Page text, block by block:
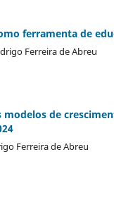
ferramenta de
Ferreira de Abreu
de
Ferreira de Abreu